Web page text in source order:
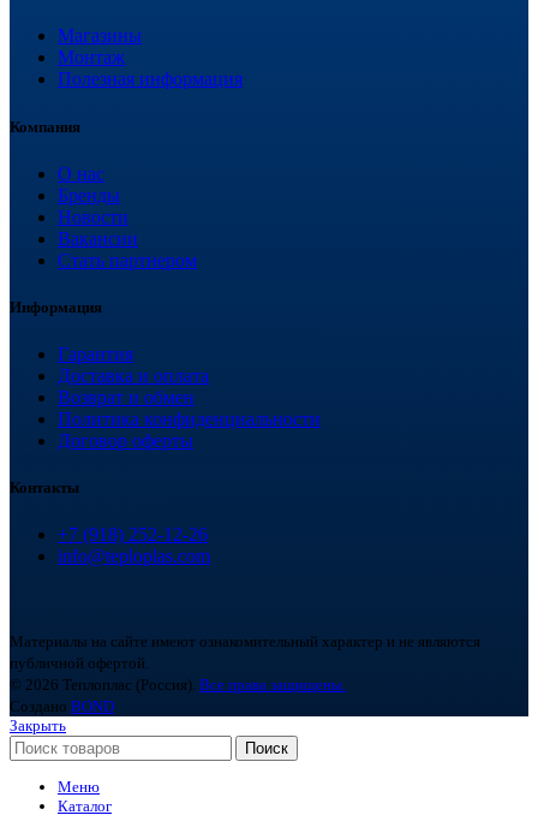
Магазины
Монтаж
Полезная информация
Компания
О нас
Бренды
Новости
Вакансии
Стать партнером
Информация
Гарантия
Доставка и оплата
Возврат и обмен
Политика конфиденциальности
Договор оферты
Контакты
+7 (918) 252-12-26
info@teploplas.com
Материалы на сайте имеют ознакомительный характер и не являются
публичной офертой.
© 2026 Теплоплас (Россия). Все права защищены.
Создано BOND
Закрыть
Поиск
Меню
Каталог